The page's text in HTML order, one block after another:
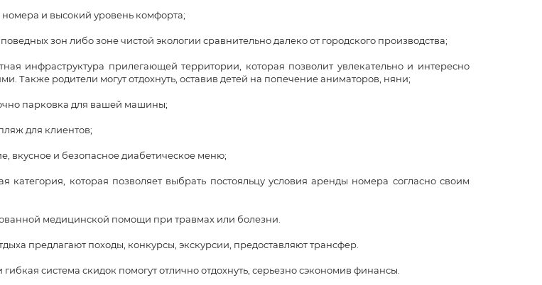
и высокий уровень комфорта;
зон либо зоне чистой экологии сравнительно далеко от городского производства;
прилегающей территории, которая позволит увлекательно и интересно
Также родители могут отдохнуть, оставив детей на попечение аниматоров, няни;
парковка для вашей машины;
для клиентов;
и безопасное диабетическое меню;
которая позволяет выбрать постояльцу условия аренды номера согласно своим
медицинской помощи при травмах или болезни.
предлагают походы, конкурсы, экскурсии, предоставляют трансфер.
система скидок помогут отлично отдохнуть, серьезно сэкономив финансы.